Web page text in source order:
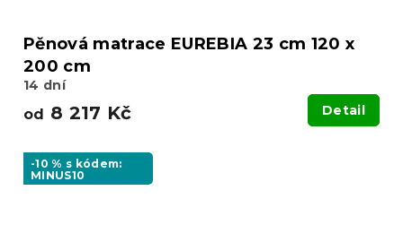
Pěnová matrace EUREBIA 23 cm 120 x
200 cm
14 dní
od 8 217 Kč Detail
-10 % s kódem:
MINUS10